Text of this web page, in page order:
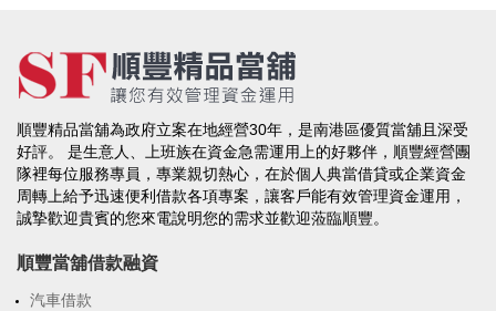
順豐精品當舖為政府立案在地經營30年，是南港區優質當舖且深受
好評。 是生意人、上班族在資金急需運用上的好夥伴，順豐經營團
隊裡每位服務專員，專業親切熱心，在於個人典當借貸或企業資金
周轉上給予迅速便利借款各項專案，讓客戶能有效管理資金運用，
誠摯歡迎貴賓的您來電說明您的需求並歡迎蒞臨順豐。
順豐當舖借款融資
汽車借款